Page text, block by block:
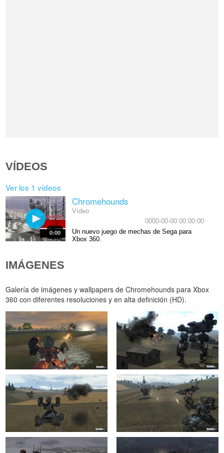
VÍDEOS
Ver los 1 vídeos
0:00
Chromehounds
Vídeo
0000-00-00 00:00:00
Un nuevo juego de mechas de Sega para
Xbox 360.
IMÁGENES
Galería de imágenes y wallpapers de Chromehounds para Xbox
360 con diferentes resoluciones y en alta definición (HD).